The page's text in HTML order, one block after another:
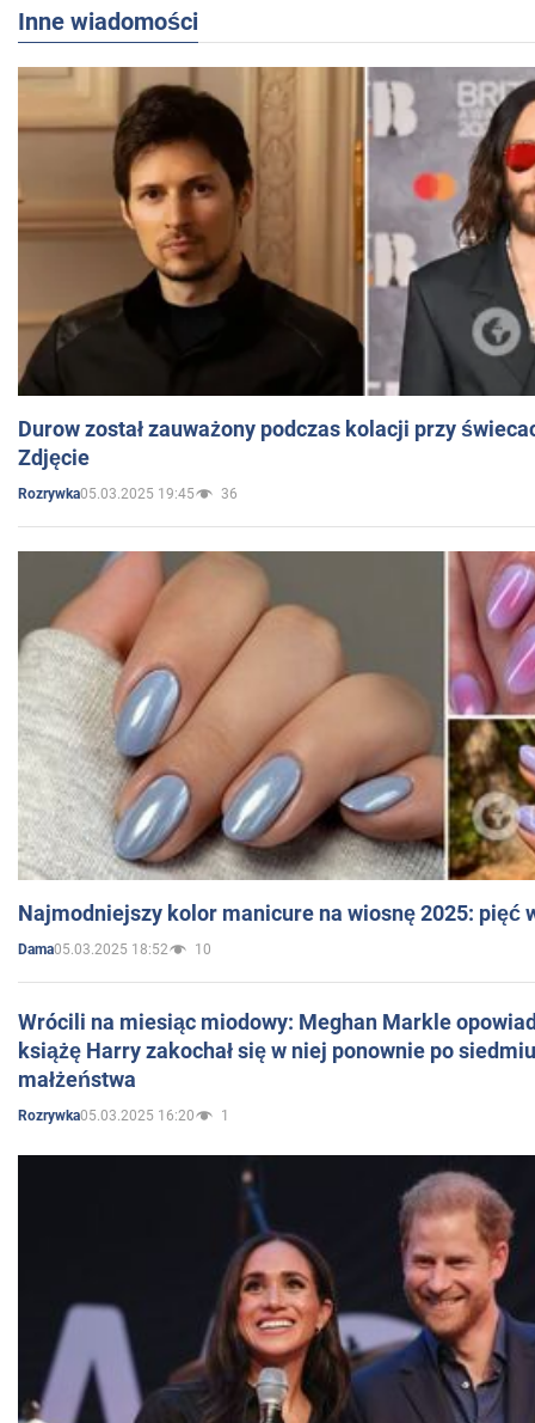
Inne wiadomości
Durow został zauważony podczas kolacji przy
Zdjęcie
Rozrywka05.03.2025 19:45 36
Najmodniejszy kolor manicure na wiosnę 2025: pięć
Dama05.03.2025 18:52 10
Wrócili na miesiąc miodowy: Meghan Markle
książę Harry zakochał się w niej ponownie po
małżeństwa
Rozrywka05.03.2025 16:20 1